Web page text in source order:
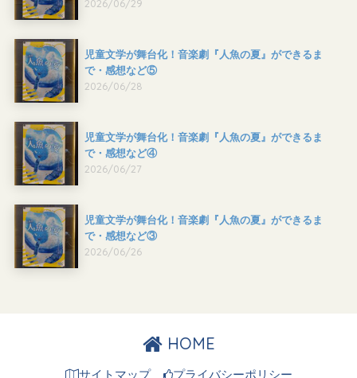
2026/06/29
児童文学が舞台化！音楽劇『人魚の夏』ができるま
で・感想など⑤
2026/06/28
児童文学が舞台化！音楽劇『人魚の夏』ができるま
で・感想など④
2026/06/27
児童文学が舞台化！音楽劇『人魚の夏』ができるま
で・感想など③
2026/06/26
HOME
サイトマップ プライバシーポリシー